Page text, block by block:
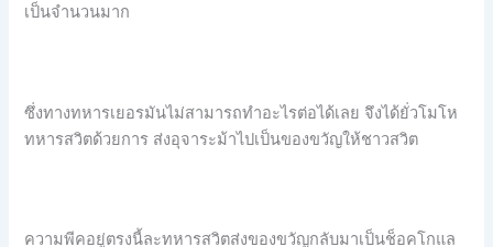
เป็นจำนวนมาก
ซึ่งทางทหารเยอรมันไม่สามารถทำอะไรต่อได้เลย จึงได้ยั่วโมโห
ทหารสวิตด้วยการ ส่งอุจาระม้าไปเป็นของขวัญให้ชาวสวิต
ความพีคอยู่ตรงนี้ละทหารสวิตส่งของขวัญกลับมาเป็นช็อคโกแล